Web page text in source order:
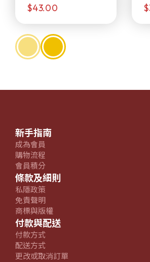
$43.00
新手指南
成為會員
購物流程
會員積分
條款及細則
私隱政策
免責聲明
商標與版權
付款與配送
付款方式
配送方式
更改或取消訂單